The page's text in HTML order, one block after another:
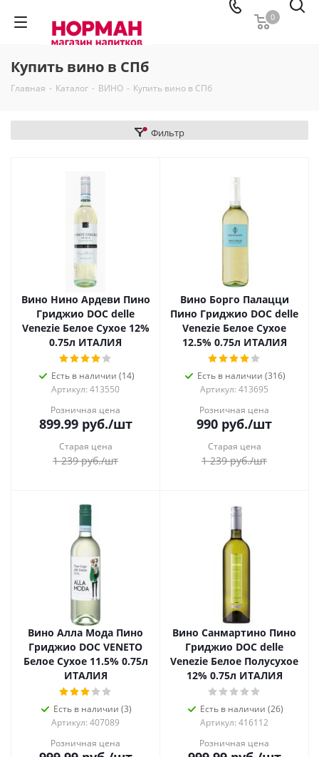
0
Купить вино в СПб
Главная - Каталог - ВИНО - Купить вино в СПб
Фильтр
Вино Нино Ардеви Пино
Гриджио DOC delle
Venezie Белое Сухое 12%
0.75л ИТАЛИЯ
Есть в наличии (14)
Артикул: 413550
Розничная цена
899.99руб./шт
Старая цена
1 239руб./шт
Вино Борго Палацци
Пино Гриджио DOC delle
Venezie Белое Сухое
12.5% 0.75л ИТАЛИЯ
Есть в наличии (316)
Артикул: 413695
Розничная цена
990 руб./шт
Старая цена
1 239руб./шт
Вино Алла Мода Пино
Гриджио DOC VENETO
Белое Сухое 11.5% 0.75л
ИТАЛИЯ
Есть в наличии (3)
Артикул: 407089
Розничная цена
Вино Санмартино Пино
Гриджио DOC delle
Venezie Белое Полусухое
12% 0.75л ИТАЛИЯ
Есть в наличии (26)
Артикул: 416112
Розничная цена